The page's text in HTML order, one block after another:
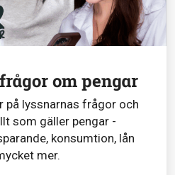
om pengar
på lyssnarnas frågor och
som gäller pengar -
konsumtion, lån
mer.